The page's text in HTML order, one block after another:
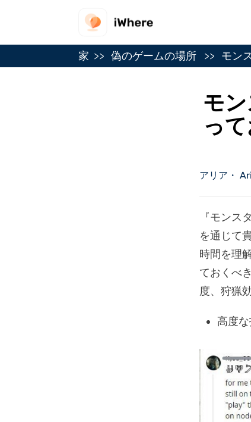
家 偽のゲームの場所 モン
モ
っ
アリア・
『モンス
を通じて
時間を理
ておくべ
度、狩猟
高度